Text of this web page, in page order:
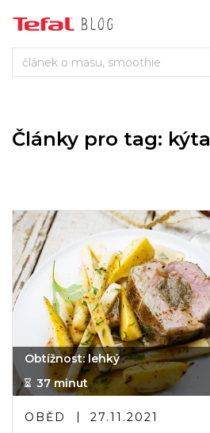
Články pro tag: kýta
Obtížnost: lehký
37 minut
OBĚD 27.11.2021